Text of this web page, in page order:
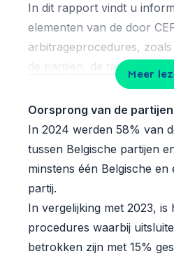
In dit rapport vindt u
elementen van de door
arbitrageprocedures,
de partijen, de taal en de
de samenstelling van de
statistieken over de
gemiddelde duur van
arbitrageprocedures en
Net als in 2023 heeft de
economische crisis ertoe
minder
de voorgaande jaren. Dit
opgemerkt bij andere
Meer
Oorsprong van de partijen
In 2024 werden 58% van
tussen Belgische partijen
minstens één Belgische en
partij.
In vergelijking met 2023, is
procedures waarbij
betrokken zijn met 15%